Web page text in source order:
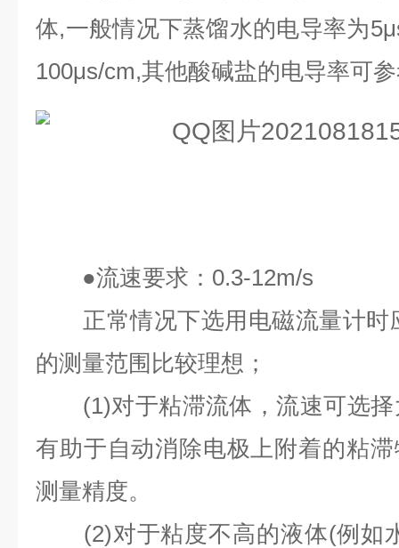
体,一般情况下蒸馏水的电导率为
100μs/cm,其他酸碱盐的电导率可
●流速要求： 0.3-12m/s
正常情况下选用电磁流量计时
的测量范围比较理想；
(1)对于粘滞流体，流速可选
有助于自动消除电极上附着的粘
测量精度。
(2)对于粘度不高的液体(例如